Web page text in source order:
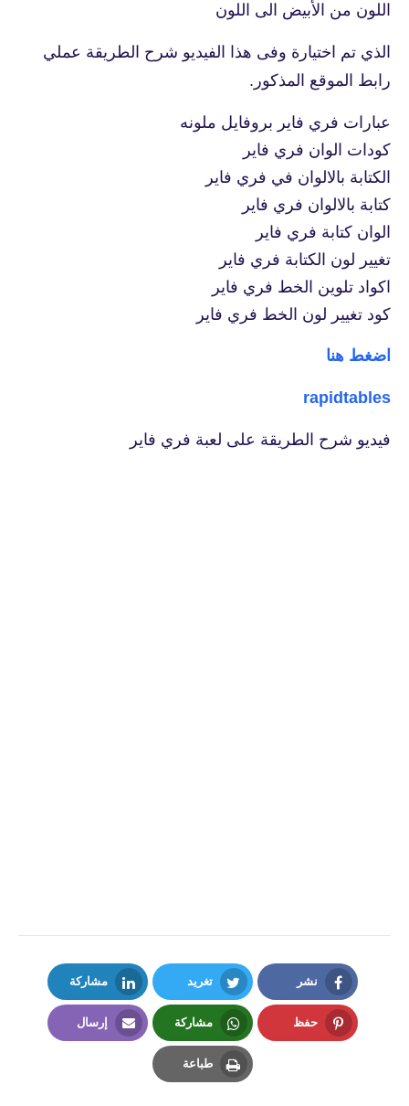
اللون من الأبيض الى اللون
الذي تم اختيارة وفى هذا الفيديو شرح الطريقة عملي
رابط الموقع المذكور.
عبارات فري فاير بروفايل ملونه
كودات الوان فري فاير
الكتابة بالالوان في فري فاير
كتابة بالالوان فري فاير
الوان كتابة فري فاير
تغيير لون الكتابة فري فاير
اكواد تلوين الخط فري فاير
كود تغيير لون الخط فري فاير
اضغط هنا
rapidtables
فيديو شرح الطريقة على لعبة فري فاير
نشر
Facebook
تغريد
Twitter
مشاركة
LinkedIn
حفظ مشاركة
Whatsapp
إرسال
طباعة